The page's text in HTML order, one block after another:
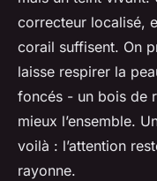
correcteur localisé,
corail suffisent. On
laisse respirer la
foncés - un bois de
mieux l’ensemble.
voilà : l’attention
rayonne.